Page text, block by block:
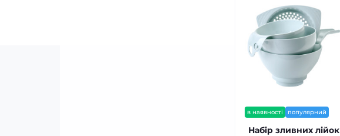
в наявності популярний
Набір зливних лійок